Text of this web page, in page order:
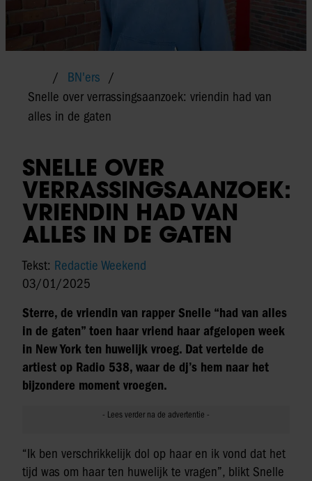
BN'ers
Snelle over verrassingsaanzoek: vriendin had van
alles in de gaten
SNELLE OVER
VERRASSINGSAANZOEK:
VRIENDIN HAD VAN
ALLES IN DE GATEN
Tekst: Redactie Weekend
03/01/2025
Sterre, de vriendin van rapper Snelle “had van alles
in de gaten” toen haar vriend haar afgelopen week
in New York ten huwelijk vroeg. Dat vertelde de
artiest op Radio 538, waar de dj’s hem naar het
bijzondere moment vroegen.
“Ik ben verschrikkelijk dol op haar en ik vond dat het
tijd was om haar ten huwelijk te vragen”, blikt Snelle